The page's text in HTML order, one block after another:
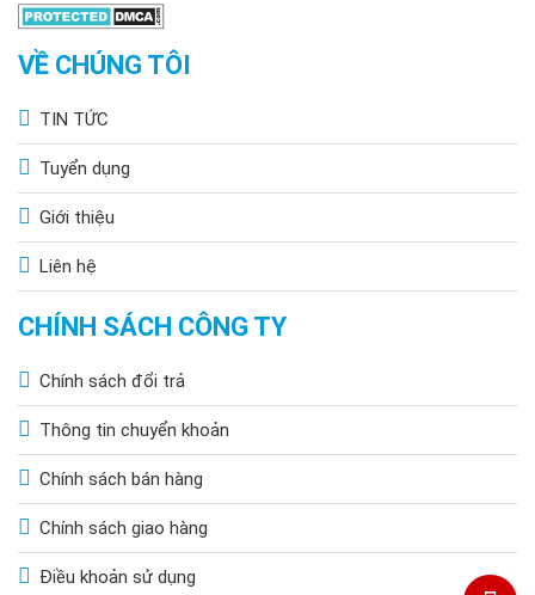
VỀ CHÚNG TÔI
TIN TỨC
Tuyển dụng
Giới thiệu
Liên hệ
CHÍNH SÁCH CÔNG TY
Chính sách đổi trả
Thông tin chuyển khoản
Chính sách bán hàng
Chính sách giao hàng
Điều khoản sử dụng